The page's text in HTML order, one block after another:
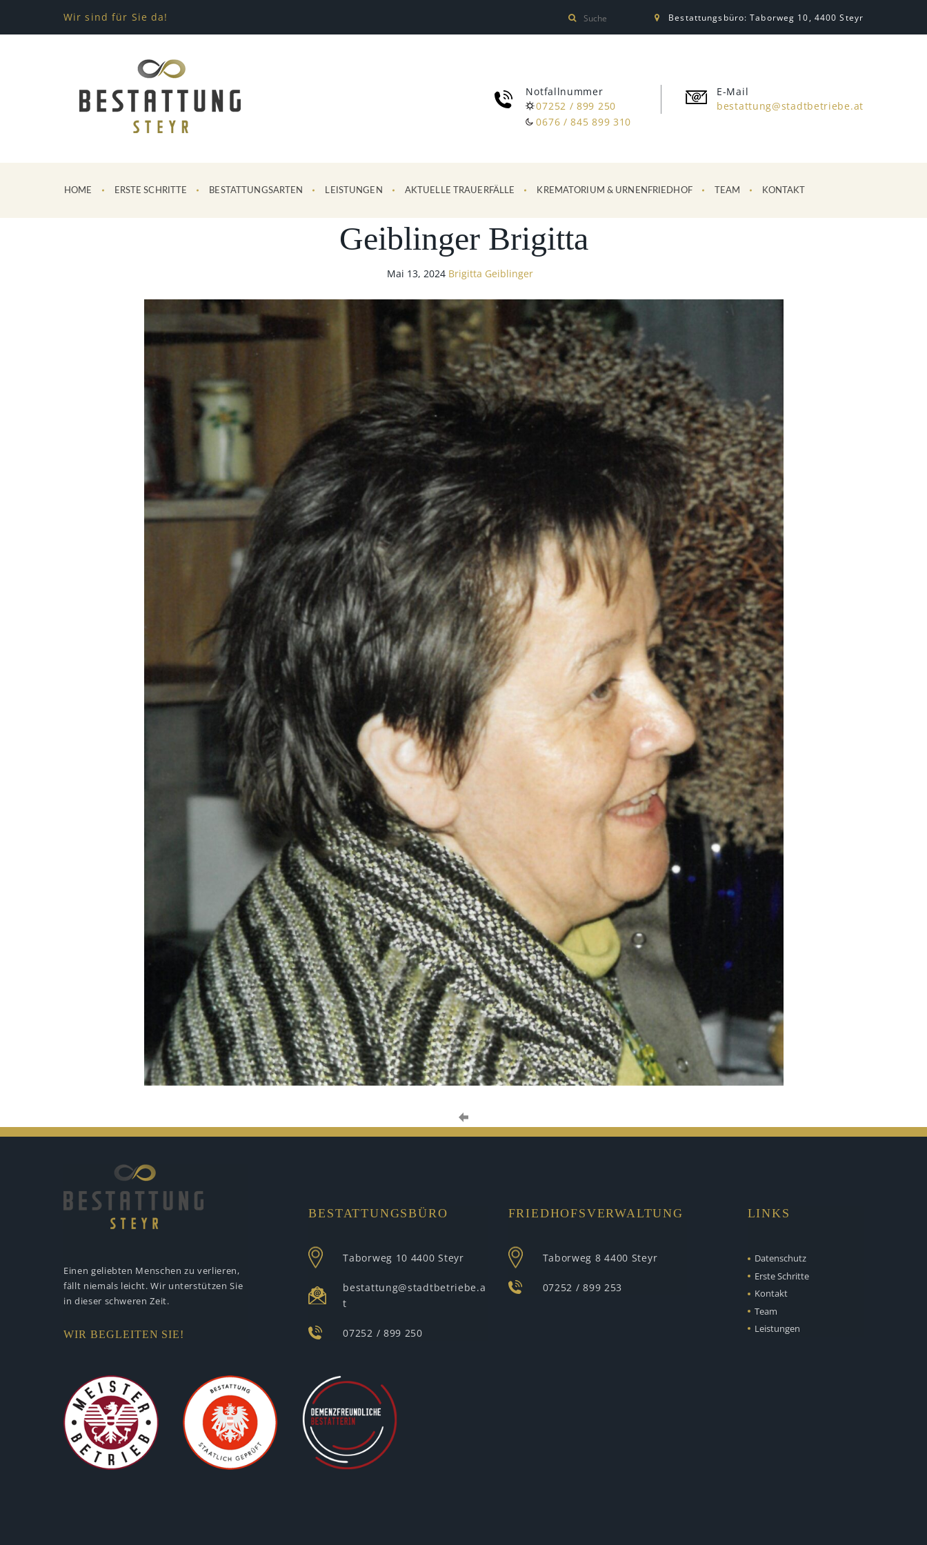
Wir sind für Sie da! Bestattungsbüro: Taborweg 10, 4400 Steyr
Notfallnummer
07252 / 899 250
0676 / 845 899 310
E-Mail
bestattung@stadtbetriebe.at
HOME ERSTE SCHRITTE BESTATTUNGSARTEN LEISTUNGEN AKTUELLE TRAUERFÄLLE KREMATORIUM & URNENFRIEDHOF TEAM KONTAKT
Geiblinger Brigitta
Mai 13, 2024 Brigitta Geiblinger
Einen geliebten Menschen zu verlieren,
fällt niemals leicht. Wir unterstützen Sie
in dieser schweren Zeit.
WIR BEGLEITEN SIE!
BESTATTUNGSBÜRO
Taborweg 10 4400 Steyr
bestattung@stadtbetriebe.a
t
07252 / 899 250
FRIEDHOFSVERWALTUNG
Taborweg 8 4400 Steyr
07252 / 899 253
LINKS
Datenschutz
Erste Schritte
Kontakt
Team
Leistungen